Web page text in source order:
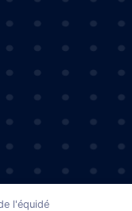
l'équidé